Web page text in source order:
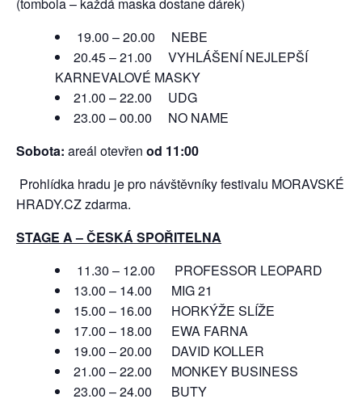
19.00 – 20.00 NEBE
20.45 – 21.00 VYHLÁŠENÍ NEJLEPŠÍ
KARNEVALOVÉ MASKY
21.00 – 22.00 UDG
23.00 – 00.00 NO NAME
Sobota: areál otevřen od 11:00
Prohlídka hradu je pro návštěvníky festivalu MORAVSKÉ
HRADY.CZ zdarma.
STAGE A – ČESKÁ SPOŘITELNA
11.30 – 12.00 PROFESSOR LEOPARD
13.00 – 14.00 MIG 21
15.00 – 16.00 HORKÝŽE SLÍŽE
17.00 – 18.00 EWA FARNA
19.00 – 20.00 DAVID KOLLER
21.00 – 22.00 MONKEY BUSINESS
23.00 – 24.00 BUTY